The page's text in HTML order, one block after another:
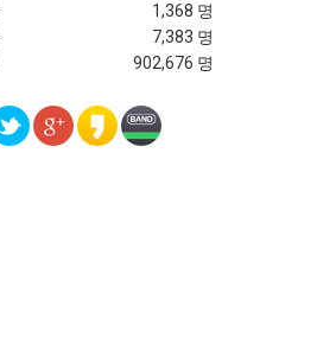
1,368 명
7,383 명
902,676 명